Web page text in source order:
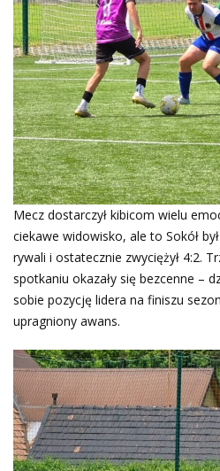
Mecz dostarczył kibicom wielu
ciekawe widowisko, ale to Sokół
rywali i ostatecznie zwyciężył 4:2.
spotkaniu okazały się bezcenne –
sobie pozycję lidera na finiszu
upragniony awans.